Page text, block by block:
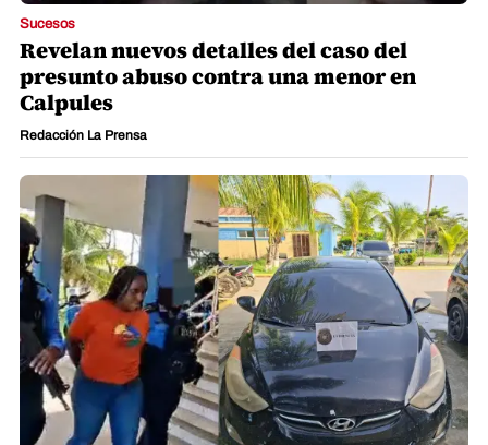
Sucesos
Revelan nuevos detalles del caso del
presunto abuso contra una menor en
Calpules
Redacción La Prensa